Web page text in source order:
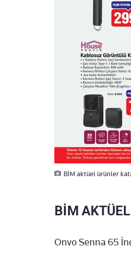
BİM aktüel ürünler
BİM
Onvo Senna 65